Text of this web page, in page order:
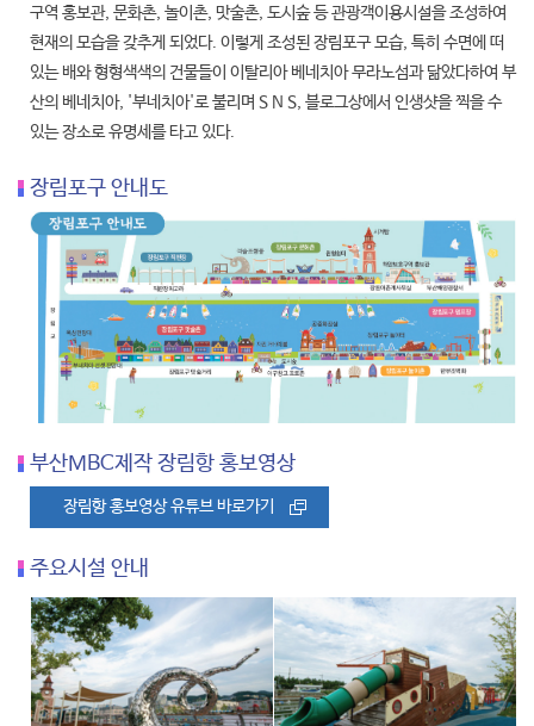
구역 홍보관, 문화촌, 놀이촌, 맛술촌, 도시숲 등 관광객이용시설을 조성하여
현재의 모습을 갖추게 되었다. 이렇게 조성된 장림포구 모습, 특히 수면에 떠
있는 배와 형형색색의 건물들이 이탈리아 베네치아 무라노섬과 닮았다하여 부
산의 베네치아, '부네치아'로 불리며 S N S, 블로그상에서 인생샷을 찍을 수
있는 장소로 유명세를 타고 있다.
장림포구 안내도
부산MBC제작 장림항 홍보영상
장림항 홍보영상 유튜브 바로가기
주요시설 안내